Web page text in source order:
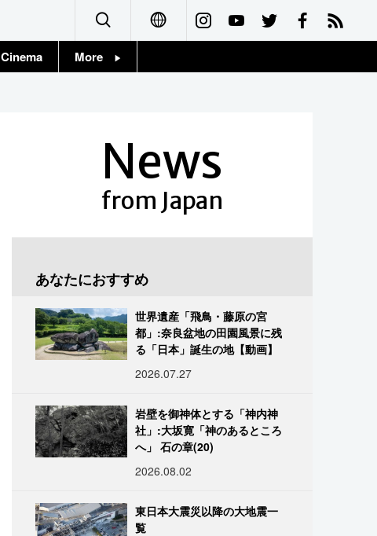
Français
Cinema More
News
from Japan
あなたにおすすめ
世界遺産「飛鳥・藤原の宮
都」:奈良盆地の田園風景に残
る「日本」誕生の地【動画】
2026.07.27
岩壁を御神体とする「神内神
社」:大坂寛「神のあるところ
へ」 石の章(20)
2026.08.02
東日本大震災以降の大地震一
覧